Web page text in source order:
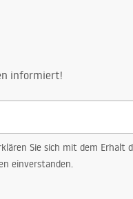
informiert!
Sie sich mit dem Erhalt
einverstanden.